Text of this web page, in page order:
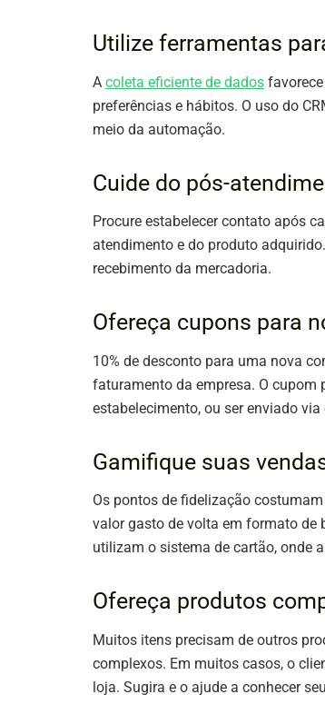
Utilize ferramentas
A coleta eficiente de dados
preferências e hábitos. O uso do
meio da automação.
Cuide do pós-
Procure estabelecer contato após
atendimento e do produto
recebimento da mercadoria.
Ofereça cupons para
10% de desconto para uma nova
faturamento da empresa. O cupom
estabelecimento, ou ser enviado via
Gamifique suas
Os pontos de fidelização
valor gasto de volta em formato de
utilizam o sistema de cartão, onde
Ofereça produtos
Muitos itens precisam de outros
complexos. Em muitos casos, o
loja. Sugira e o ajude a conhecer